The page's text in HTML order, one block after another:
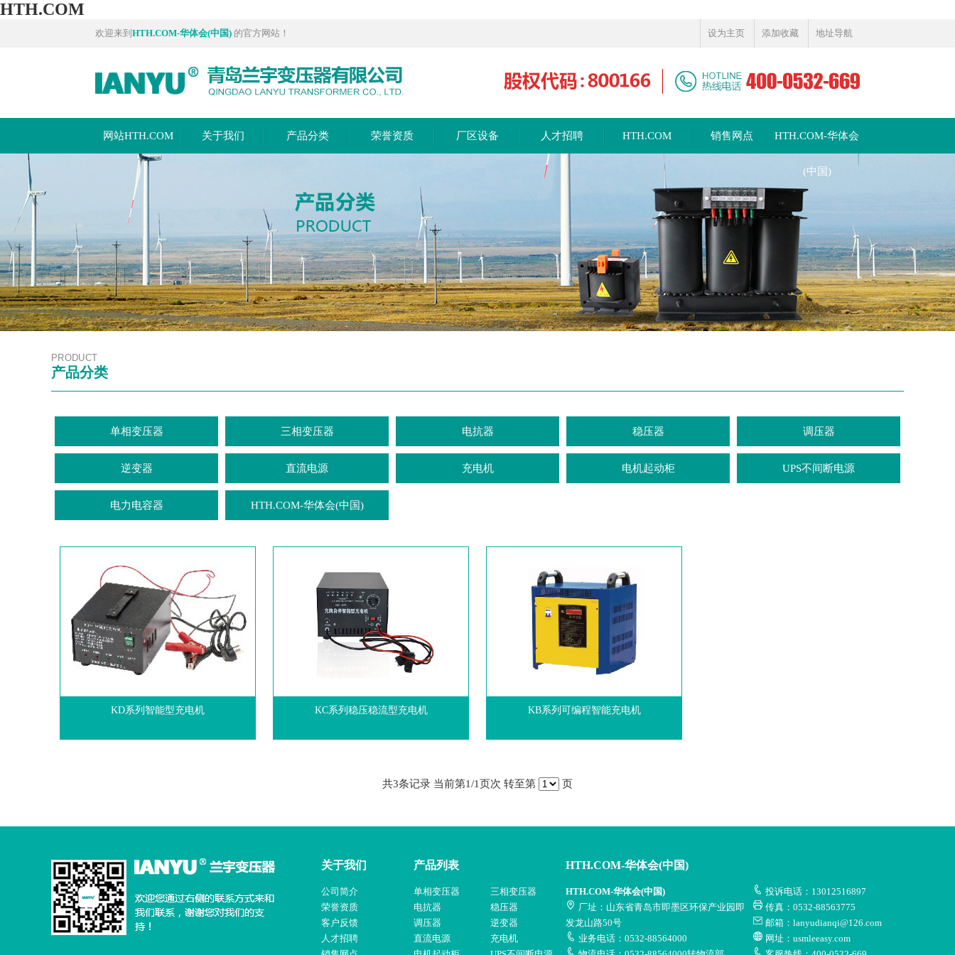
HTH.COM
欢迎来到HTH.COM-华体会(中国) 的官方网站！ 设为主页 添加收藏 地址导航
网站HTH.COM 关于我们 产品分类 荣誉资质 厂区设备 人才招聘 HTH.COM 销售网点 HTH.COM-华体会
(中国)
PRODUCT
产品分类
单相变压器 三相变压器 电抗器 稳压器 调压器
逆变器 直流电源 充电机 电机起动柜 UPS不间断电源
电力电容器 HTH.COM-华体会(中国)
KD系列智能型充电机 KC系列稳压稳流型充电机 KB系列可编程智能充电机
共3条记录 当前第1/1页次 转至第 页
关于我们
公司简介
荣誉资质
客户反馈
人才招聘
产品列表
单相变压器
三相变压器
电抗器
稳压器
调压器
逆变器
直流电源
充电机
HTH.COM-华体会(中国)
HTH.COM-华体会(中国)
厂址：山东省青岛市即墨区环保产业园即
发龙山路50号
业务电话：0532-88564000
投诉电话：13012516897
传真：0532-88563775
邮箱：lanyudianqi@126.com
网址：usmleeasy.com